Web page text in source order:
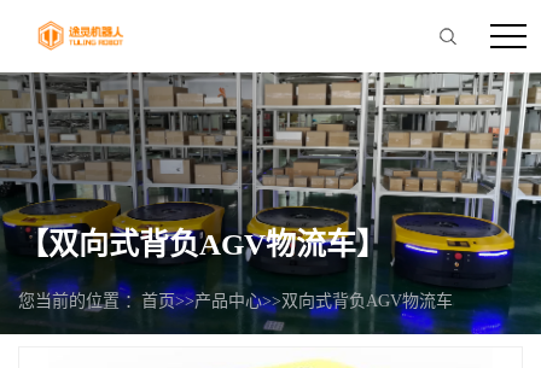
【双向式背负AGV物流车】
您当前的位置 ： 首页>>产品中心>>双向式背负AGV物流车